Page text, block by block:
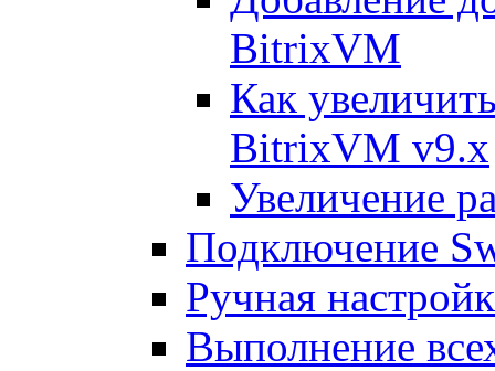
BitrixVM
Как
BitrixVM v9.x
Увеличение
Подключение
Ручная
Выполнение